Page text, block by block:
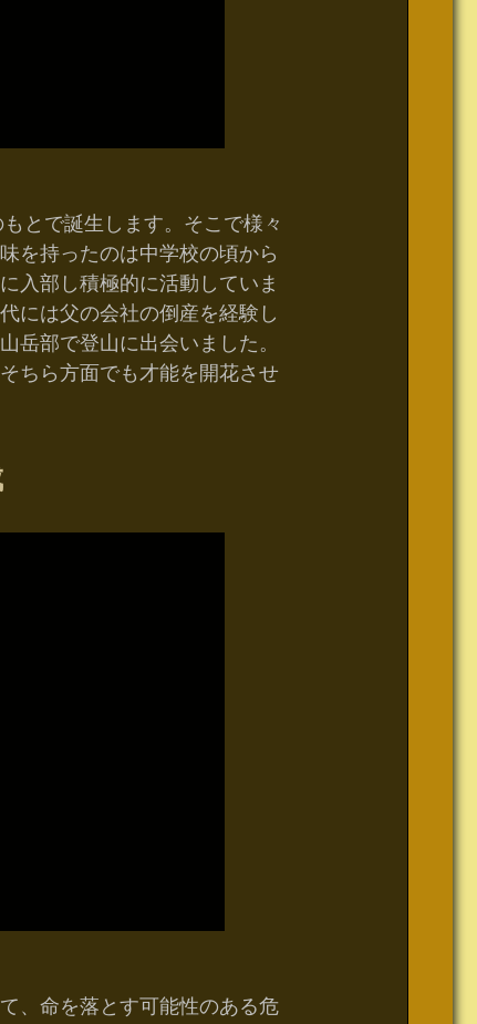
とで誕生します。そこで様々
を持ったのは中学校の頃から
入部し積極的に活動していま
には父の会社の倒産を経験し
岳部で登山に出会いました。
ちら方面でも才能を開花させ
、命を落とす可能性のある危